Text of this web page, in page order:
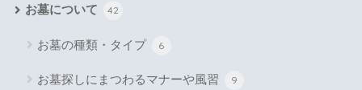
お墓について 42
お墓の種類・タイプ 6
お墓探しにまつわるマナーや風習 9